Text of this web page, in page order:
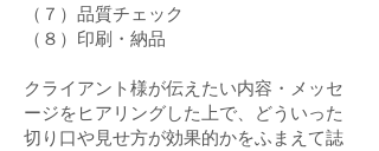
（７）品質チェック
（８）印刷・納品
クライアント様が伝えたい内容・メッセ
ージをヒアリングした上で、どういった
切り口や見せ方が効果的かをふまえて誌